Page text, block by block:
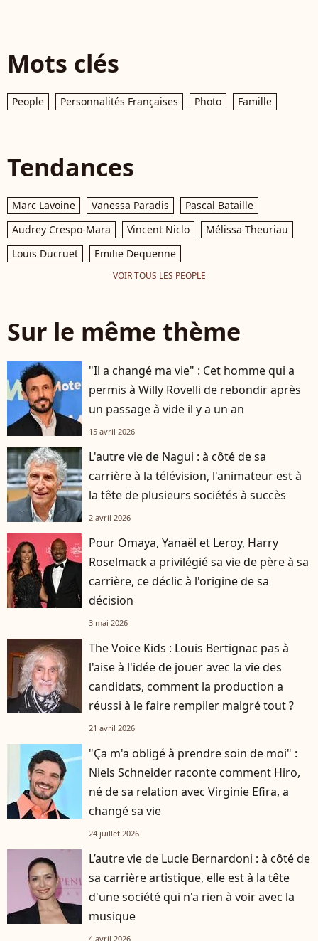
Mots clés
People Personnalités Françaises Photo Famille
Tendances
Marc Lavoine Vanessa Paradis
Pascal Bataille
Audrey Crespo-Mara
Vincent Niclo
Mélissa Theuriau
Louis Ducruet
Emilie Dequenne
VOIR TOUS LES PEOPLE
Sur le même thème
"Il a changé ma vie" : Cet homme qui a
permis à Willy Rovelli de rebondir après
un passage à vide il y a un an
15 avril 2026
L'autre vie de Nagui : à côté de sa
carrière à la télévision, l'animateur est à
la tête de plusieurs sociétés à succès
2 avril 2026
Pour Omaya, Yanaël et Leroy, Harry
Roselmack a privilégié sa vie de père à sa
carrière, ce déclic à l'origine de sa
décision
3 mai 2026
The Voice Kids : Louis Bertignac pas à
l'aise à l'idée de jouer avec la vie des
candidats, comment la production a
réussi à le faire rempiler malgré tout ?
21 avril 2026
"Ça m'a obligé à prendre soin de moi" :
Niels Schneider raconte comment Hiro,
né de sa relation avec Virginie Efira, a
changé sa vie
24 juillet 2026
L’autre vie de Lucie Bernardoni : à côté de
sa carrière artistique, elle est à la tête
d'une société qui n'a rien à voir avec la
musique
4 avril 2026